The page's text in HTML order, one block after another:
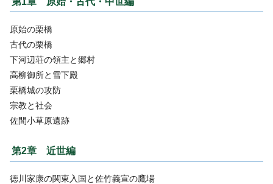
原始の栗橋
古代の栗橋
下河辺荘の領主と郷村
高柳御所と雪下殿
栗橋城の攻防
宗教と社会
佐間小草原遺跡
第2章 近世編
徳川家康の関東入国と佐竹義宣の鷹場